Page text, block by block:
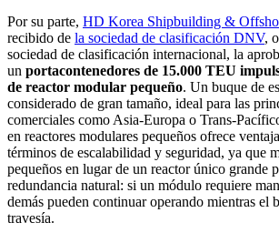
Por su parte, HD Korea Shipbuilding &
recibido de la sociedad de clasificación DNV,
sociedad de clasificación internacional, la
un portacontenedores de 15.000 TEU
de reactor modular pequeño. Un buque de
considerado de gran tamaño, ideal para las
comerciales como Asia-Europa o Trans-
en reactores modulares pequeños ofrece
términos de escalabilidad y seguridad, ya que
pequeños en lugar de un reactor único grande
redundancia natural: si un módulo requiere
demás pueden continuar operando mientras el
travesía.